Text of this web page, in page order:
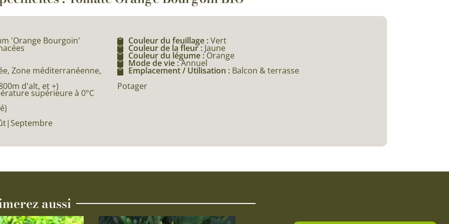
'Orange Bourgoin'
Zone méditerranéenne,
d'alt, et +)
supérieure à 0°C
Couleur du feuillage :Vert
Couleur de la fleur : Jaune
Couleur du légume :Orange
Mode de vie :Annuel
Emplacement / Utilisation : Balcon & terrasse
Potager
aussi